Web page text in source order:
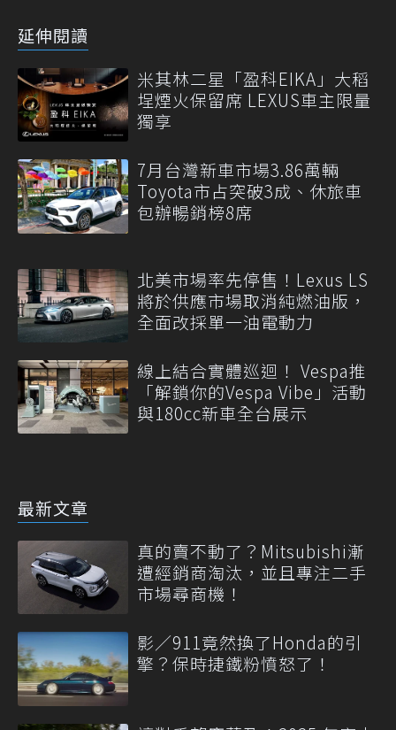
延伸閱讀
米其林二星「盈科EIKA」大稻
埕煙火保留席 LEXUS車主限量
獨享
7月台灣新車市場3.86萬輛
Toyota市占突破3成、休旅車
包辦暢銷榜8席
北美市場率先停售！Lexus LS
將於供應市場取消純燃油版，
全面改採單一油電動力
線上結合實體巡迴！ Vespa推
「解鎖你的Vespa Vibe」活動
與180cc新車全台展示
最新文章
真的賣不動了？Mitsubishi漸
遭經銷商淘汰，並且專注二手
市場尋商機！
影／911竟然換了Honda的引
擎？保時捷鐵粉憤怒了！